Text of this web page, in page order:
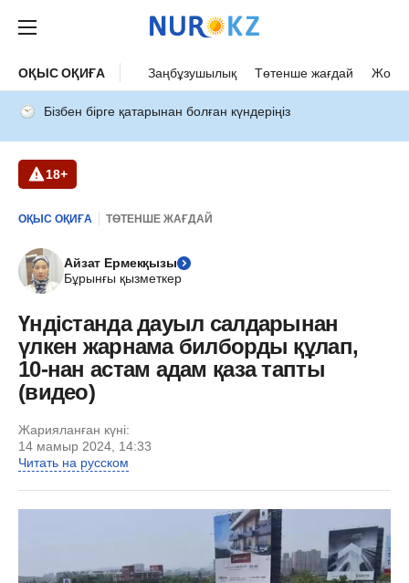
ОҚЫС ОҚИҒА Заңбұзушылық Төтенше жағдай Жол
Бізбен бірге қатарынан болған күндеріңіз
18+
ОҚЫС ОҚИҒА ТӨТЕНШЕ ЖАҒДАЙ
Айзат Ермекқызы
Бұрынғы қызметкер
Үндістанда дауыл салдарынан
үлкен жарнама билборды құлап,
10-нан астам адам қаза тапты
(видео)
Жарияланған күні:
14 мамыр 2024, 14:33
Читать на русском